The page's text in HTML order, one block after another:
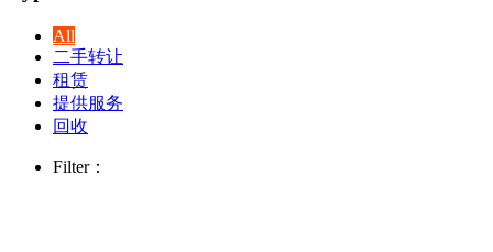
All
二手转让
租赁
提供服务
回收
Filter：